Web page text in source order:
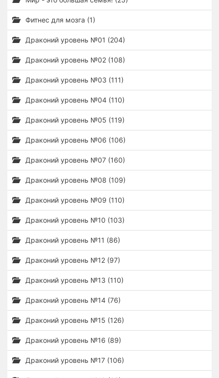
Фитнес для мозга (1)
Драконий уровень №01 (204)
Драконий уровень №02 (108)
Драконий уровень №03 (111)
Драконий уровень №04 (110)
Драконий уровень №05 (119)
Драконий уровень №06 (106)
Драконий уровень №07 (160)
Драконий уровень №08 (109)
Драконий уровень №09 (110)
Драконий уровень №10 (103)
Драконий уровень №11 (86)
Драконий уровень №12 (97)
Драконий уровень №13 (110)
Драконий уровень №14 (76)
Драконий уровень №15 (126)
Драконий уровень №16 (89)
Драконий уровень №17 (106)